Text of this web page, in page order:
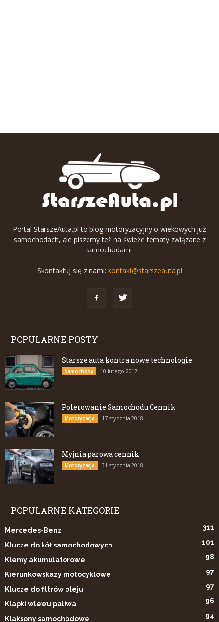
Portal StarszeAuta.pl to blog motoryzacyjny o wiekowych już
samochodach, ale piszemy też na świeże tematy związane z
samochodami.
Skontaktuj się z nami: kontakt@starszeauta.pl
POPULARNE POSTY
Starsze auta kontra nowe technologie
Samochody 10 lutego 2017
Polerowanie Samochodu Cennik
Motoryzacja 17 stycznia 2018
Myjnia parowa cennik
Motoryzacja 31 stycznia 2018
POPULARNE KATEGORIE
Mercedes-Benz 311
Klucze do kół samochodowych 101
Klemy akumulatorowe 98
Kierunkowskazy motocyklowe 97
Klucze do filtrów oleju 97
Klapki wlewu paliwa 96
Klaksony samochodowe 94